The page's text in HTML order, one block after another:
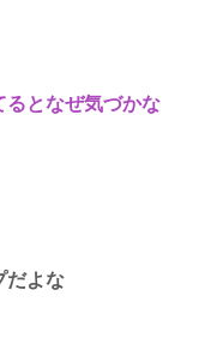
るとなぜ気づかな
だよな